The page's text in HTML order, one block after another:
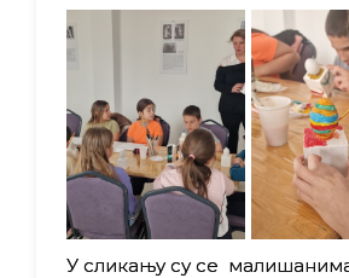
У сликању су се